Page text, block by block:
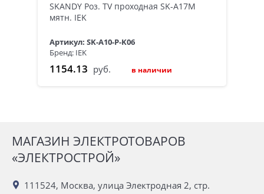
SKANDY Роз. TV проходная SK-A17M
мятн. IEK
Артикул: SK-A10-P-K06
Бренд: IEK
1154.13 руб. в наличии
МАГАЗИН ЭЛЕКТРОТОВАРОВ
«ЭЛЕКТРОСТРОЙ»
111524, Москва, улица Электродная 2, стр.